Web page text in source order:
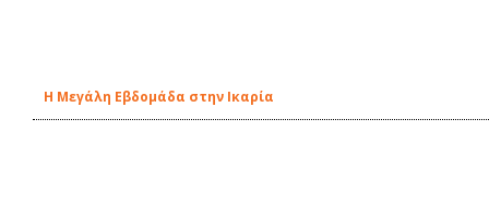
Η Μεγάλη Εβδομάδα στην Ικαρία